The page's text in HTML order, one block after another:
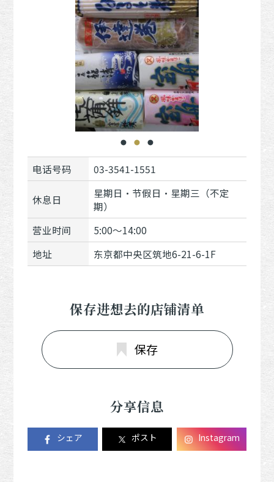
电话号码 03-3541-1551
休息日
星期日・节假日・星期三（不定
期）
营业时间
5:00～14:00
地址
东京都中央区筑地6-21-6-1F
保存进想去的店铺清单
保存
分享信息
シェア ポスト Instagram